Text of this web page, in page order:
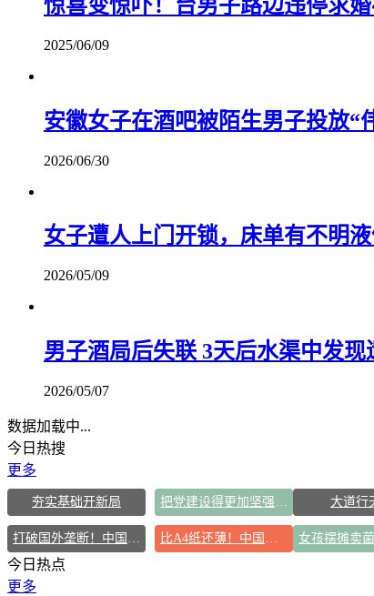
惊喜变惊吓！台男子路边违停求
2025/06/09
安徽女子在酒吧被陌生男子投放“
2026/06/30
女子遭人上门开锁，床单有不明
2026/05/09
男子酒局后失联 3天后水渠中发
2026/05/07
数据加载中...
今日热搜
更多
夯实基础开新局 把党建设得更加坚强有力 大道行
打破国外垄断！中国重磅科技集中上新 比A4纸还薄！中国高端钢材密集突破
今日热点
更多